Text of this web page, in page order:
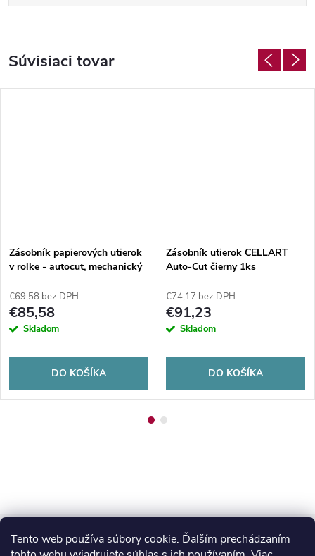
Tento web používa súbory cookie. Ďalším prechádzaním
Súvisiaci tovar
Zásobník papierových utierok
v rolke - autocut, mechanický
€69,58 bez DPH
€85,58
Skladom
DO KOŠÍKA
Zásobník utierok CELLART
Auto-Cut čierny 1ks
€74,17 bez DPH
€91,23
Skladom
DO KOŠÍKA
ZBlog